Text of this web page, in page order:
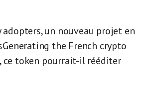
un nouveau projet en
the French crypto
token pourrait-il rééditer